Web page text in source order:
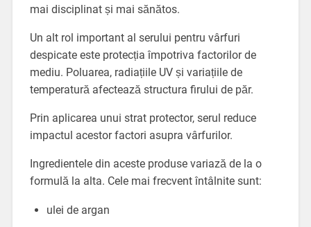
mai disciplinat și mai sănătos.
Un alt rol important al serului pentru vârfuri
despicate este protecția împotriva factorilor de
mediu. Poluarea, radiațiile UV și variațiile de
temperatură afectează structura firului de păr.
Prin aplicarea unui strat protector, serul reduce
impactul acestor factori asupra vârfurilor.
Ingredientele din aceste produse variază de la o
formulă la alta. Cele mai frecvent întâlnite sunt:
ulei de argan